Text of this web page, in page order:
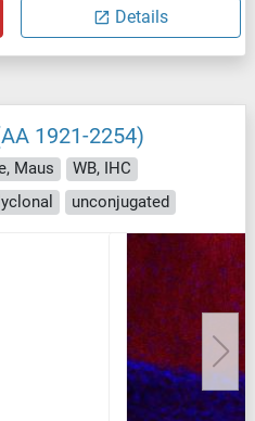
Details
1921-2254)
Maus
WB, IHC
unconjugated